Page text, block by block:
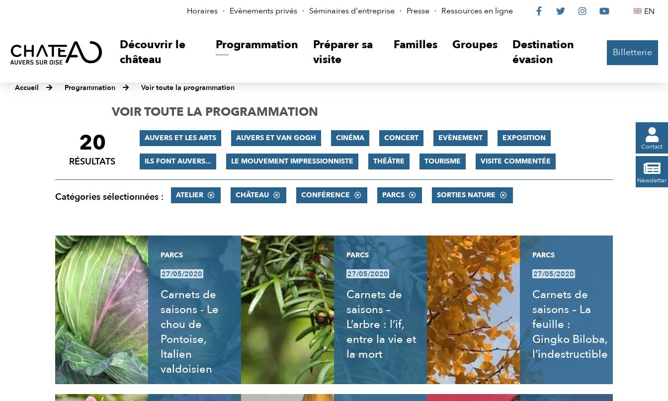
Horaires Evènements privés Séminaires d'entreprise Presse Ressources en ligne
Le
sur

Le

Le

Le
 EN
Découvrir le
château
Programmation
Préparer sa
visite
Familles Groupes
Destination
évasion
Billetterie
Accueil Programmation Voir toute la programmation

Contact

Newsletter
VOIR TOUTE LA PROGRAMMATION
FILTRER
RÉSULTATS
20
RÉSULTATS
AUVERS ET LES ARTS AUVERS ET VAN GOGH CINÉMA CONCERT EVÈNEMENT EXPOSITION
ILS FONT AUVERS... LE MOUVEMENT IMPRESSIONNISTE THÉÂTRE TOURISME VISITE COMMENTÉE
Catégories sélectionnées : ATELIER CHÂTEAU CONFÉRENCE PARCS SORTIES NATURE
RÉSULTATS
PARCS
27/05/2020
Carnets de
saisons - Le
chou de
Pontoise,
Italien
valdoisien
PARCS
27/05/2020
Carnets de
saisons –
L’arbre : l’if,
entre la vie et
la mort
PARCS
27/05/2020
Carnets de
saisons – La
feuille :
Gingko Biloba,
l’indestructible